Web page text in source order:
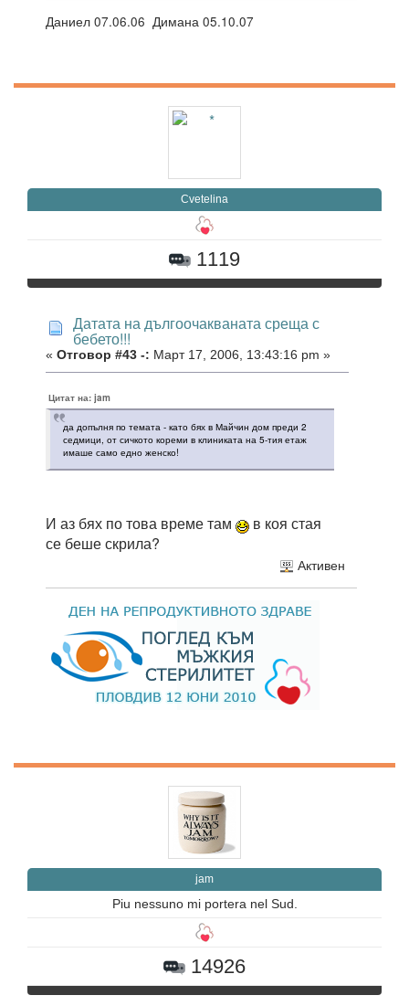
Даниел 07.06.06 Димана 05.10.07
Cvetelina
1119
Датата на дългоочакваната среща с
бебето!!!
« Отговор #43 -: Март 17, 2006, 13:43:16 pm »
Цитат на: jam
да допълня по темата - като бях в Майчин дом преди 2
седмици, от сичкото кореми в клиниката на 5-тия етаж
имаше само едно женско!
И аз бях по това време там
в коя стая
се беше скрила?
Активен
jam
Piu nessuno mi portera nel Sud.
14926